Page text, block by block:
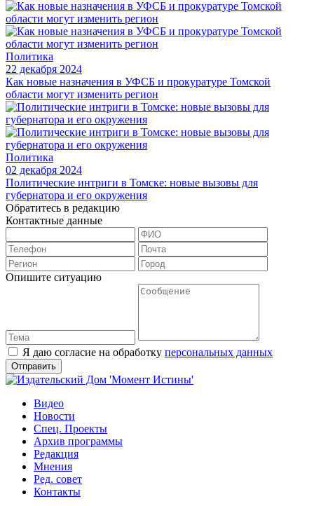
Политика
22 декабря 2024
Как новые назначения в УФСБ и прокуратуре Томской
области могут изменить регион
Политика
02 декабря 2024
Политические интриги в Томске: новые вызовы для
губернатора и его окружения
Обратитесь в редакцию
Контактные данные
Опишите ситуацию
Я даю согласие на обработку персональных данных
Видео
Новости
Спец. Проекты
Архив программы
Редакция
Мнения
Ред. совет
Контакты